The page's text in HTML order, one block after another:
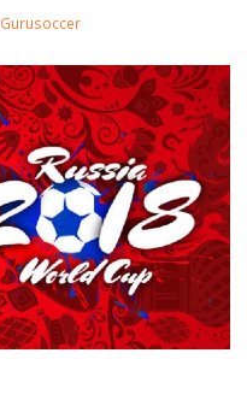
Gurusoccer